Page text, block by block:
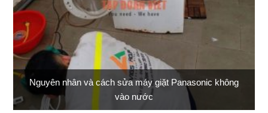
Nguyên nhân và cách sửa máy giặt Panasonic không
vào nước